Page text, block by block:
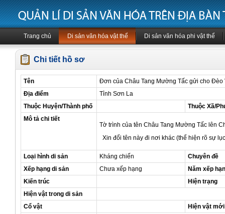
Trang chủ Di sản văn hóa vật thể Di sản văn hóa phi vật thể
Chi tiết hồ sơ
Tên
Đơn của Châu Tang Mường Tấc gửi cho Đèo
Địa điểm
Tỉnh Sơn La
Thuộc Huyện/Thành phố
Thuộc Xã/
Mô tả chi tiết
Tờ trình của tên Châu Tang Mường Tấc lên
Xin đổi tên này đi nơi khác (thể hiện rõ sự
Loại hình di sản Kháng chiến
Chuyên đề
Xếp hạng di sản
Chưa xếp hạng
Năm xếp
Kiến trúc
Hiện trạng
Hiện vật trong di sản
Cổ vật
Hiện vật mới